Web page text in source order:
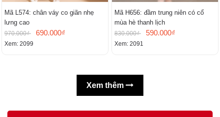
Mã L574: chân váy co giãn nhẹ
lưng cao
970.000₫ 690.000₫
Xem: 2099
Mã H656: đầm trung niên có cổ
mùa hè thanh lịch
830.000₫ 590.000₫
Xem: 2091
Xem thêm